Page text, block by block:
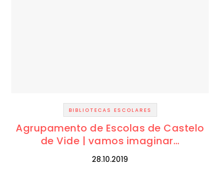
BIBLIOTECAS ESCOLARES
Agrupamento de Escolas de Castelo
de Vide | vamos imaginar…
28.10.2019